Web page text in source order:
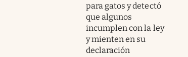
para gatos y detectó
que algunos
incumplen con la ley
y mienten en su
declaración